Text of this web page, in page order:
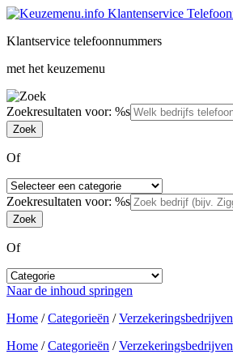
Klantservice telefoonnummers
met het keuzemenu
Zoekresultaten voor: %s
Of
Zoekresultaten voor: %s
Of
Naar de inhoud springen
Home /Categorieën /Verzekeringsbedrijven
Home /Categorieën /Verzekeringsbedrijven